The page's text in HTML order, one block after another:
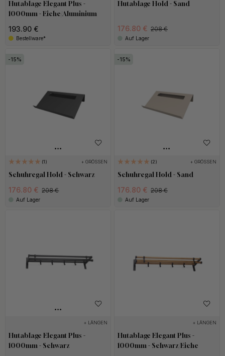
Hutablage Elegant Plus -
1000mm - Eiche/Aluminium
193.90 €
Bestellware*
Hutablage Hold - Sand
176.80 € 208 €
Auf Lager
15
1 + GRÖSSEN
Schuhregal Hold - Schwarz
176.80 € 208 €
Auf Lager
15
2 + GRÖSSEN
Schuhregal Hold - Sand
176.80 € 208 €
Auf Lager
+ LÄNGEN
Hutablage Elegant Plus -
1000mm - Schwarz
+ LÄNGEN
Hutablage Elegant Plus -
1000mm - Schwarz/Eiche